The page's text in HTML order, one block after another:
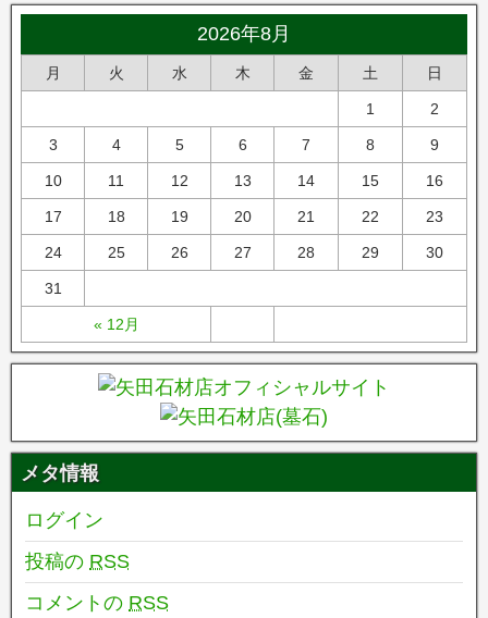
2026年8月
月 火 水 木 金 土 日
« 12月
1 2
3 4 5 6 7 8 9
10 11 12 13 14 15 16
17 18 19 20 21 22 23
24 25 26 27 28 29 30
31
メタ情報
ログイン
投稿の RSS
コメントの RSS